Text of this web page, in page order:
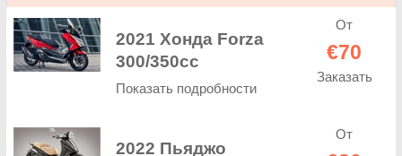
2021 Хонда Forza
300/350cc
Показать подробности
От
€70
Заказать
2022 Пьяджо
От